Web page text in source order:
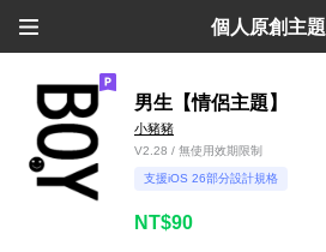
個人原創主題
男生【情侶主題】
小豬豬
V2.28 / 無使用效期限制
支援iOS 26部分設計規格
NT$90